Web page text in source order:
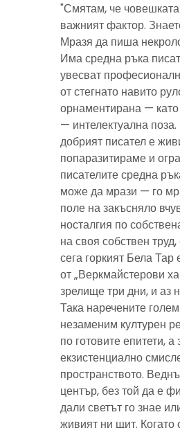
"Смятам, че
важният фактор.
Мразя да пиша
Има средна ръка
увесват
от стегнато навито
орнаментирана —
— интелектуална
добрият писател е
попаразитираме и
писателите средна
може да мрази — го
поле на закъсняло
носталгия по
на своя собствен
сега горкият Бела
от „Веркмайстерови
зрелище три дни, и аз
Така наречените
незаменим културен
по готовите епитети,
екзистенциално
пространството.
център, без той да е
дали светът го знае
живият ни щит. Когато